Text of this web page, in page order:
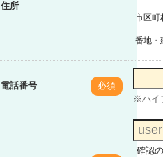
住所
市区町
番地・
電話番号
必須
※ハイ
確認